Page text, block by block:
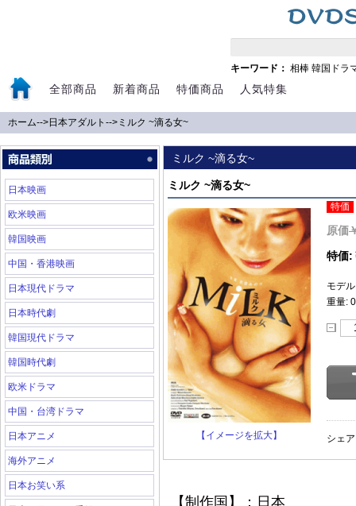
キーワード： 相棒 韓国ドラ
全部商品 新着商品 特価商品 人気特集
ホーム-->日本アダルト --> ミルク ~滴る女~
日本映画
欧米映画
韓国映画
中国・香港映画
日本現代ドラマ
日本時代劇
韓国現代ドラマ
韓国時代劇
欧米ドラマ
中国・台湾ドラマ
日本アニメ
海外アニメ
日本お笑い系
ミルク ~滴る女~
ミルク ~滴る女~
【イメージを拡大】
特価
原価
特価:
モデ
重量:
シェ
【制作国】：日本